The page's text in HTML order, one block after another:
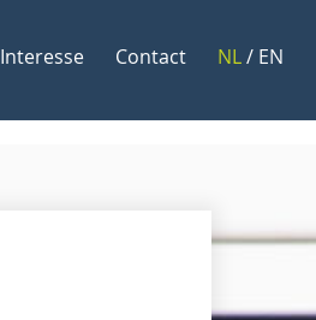
Interesse Contact NL/ EN